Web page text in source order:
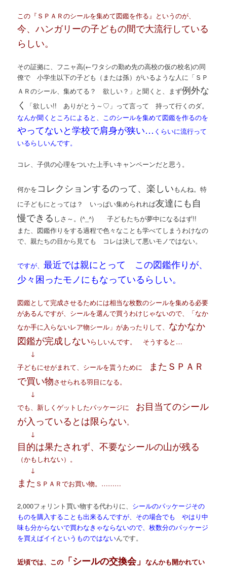
この『ＳＰＡＲのシールを集めて図鑑を作る』というのが、
今、ハンガリーの子どもの間で大流行している
らしい。
その証拠に、フニャ高(←ワタシの勤め先の高校の仮の校名)の同
僚で 小学生以下の子ども（または孫）がいるような人に「ＳＰ
ＡＲのシール、集めてる？ 欲しい？」と聞くと、まず例外な
く
「欲しい!! ありがとう～♡」って言って 持って行くのダ。
なんか聞くところによると、このシールを集めて図鑑を作るのを
やってないと学校で肩身が狭い… くらいに流行って
いるらしいんです。
コレ、子供の心理をついた上手いキャンペーンだと思う。
何かをコレクションするのって、楽しいもんね。特
に子どもにとっては？ いっぱい集められれば友達にも自
慢できる しさ～。(^_^) 子どもたちが夢中になるはず!!
また、図鑑作りをする過程で色々なことも学べてしまうわけなの
で、親たちの目から見ても コレは決して悪いモノではない。
ですが、最近では親にとって この図鑑作りが、
少々困ったモノにもなっているらしい。
図鑑として完成させるためには相当な枚数のシールを集める必要
があるんですが、シールを選んで買うわけじゃないので、「なか
なか手に入らないレア物シール」があったりして、 なかなか
図鑑が完成しないらしいんです。 そうすると…
↓
子どもにせがまれて、シールを貰うために
またＳＰＡＲ
で買い物させられる羽目になる。
↓
でも、新しくゲットしたパッケージに お目当てのシール
が入っているとは限らない。
↓
目的は果たされず、不要なシールの山が残る
（かもしれない）。
↓
また ＳＰＡＲでお買い物。………
2,000フォリント買い物する代わりに、 シールのパッケージその
ものを購入することも出来るんですが、その場合でも やはり中
味も分からないで買わなきゃならないので、枚数分のパッケージ
を買えばイイというものではないんです。
近頃では、この 「シールの交換会」なんかも開かれてい